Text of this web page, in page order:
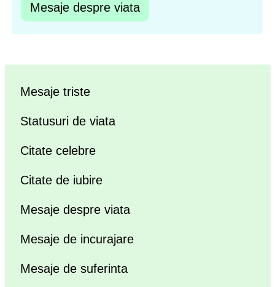
Mesaje despre viata
Mesaje triste
Statusuri de viata
Citate celebre
Citate de iubire
Mesaje despre viata
Mesaje de incurajare
Mesaje de suferinta